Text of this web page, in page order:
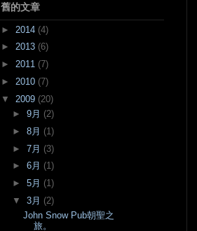
舊的文章
► 2014 (4)
► 2013 (6)
► 2011 (7)
► 2010 (7)
▼
2009 (20)
► 9月 (2)
► 8月 (1)
► 7月 (3)
► 6月 (1)
► 5月 (1)
▼
3月 (2)
John Snow Pub朝聖之
旅。